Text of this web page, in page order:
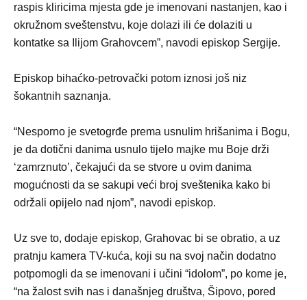
raspis kliricima mjesta gde je imenovani nastanjen, kao i
okružnom sveštenstvu, koje dolazi ili će dolaziti u
kontatke sa Ilijom Grahovcem”, navodi episkop Sergije.
Episkop bihaćko-petrovački potom iznosi još niz
šokantnih saznanja.
“Nesporno je svetogrđe prema usnulim hrišanima i Bogu,
je da dotični danima usnulo tijelo majke mu Boje drži
‘zamrznuto’, čekajući da se stvore u ovim danima
mogućnosti da se sakupi veći broj sveštenika kako bi
održali opijelo nad njom”, navodi episkop.
Uz sve to, dodaje episkop, Grahovac bi se obratio, a uz
pratnju kamera TV-kuća, koji su na svoj način dodatno
potpomogli da se imenovani i učini “idolom”, po kome je,
“na žalost svih nas i današnjeg društva, Šipovo, pored